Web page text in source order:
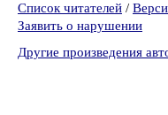
Список читателей /
Заявить о нарушении
Другие произведения